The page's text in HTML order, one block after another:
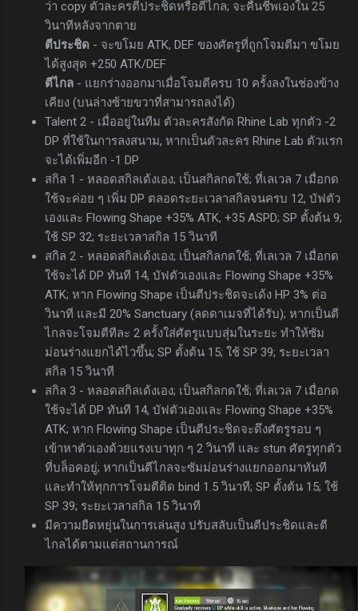
ว่า copy ตัวละครตีประชิดหรือตีไกล; จะคืนชีพเองใน 25
วินาทีหลังจากตาย
ตีประชิด - จะขโมย ATK, DEF ของศัตรูที่ถูกโจมตีมา ขโมย
ได้สูงสุด +250 ATK/DEF
ตีไกล - แยกร่างออกมาเมื่อโจมตีครบ 10 ครั้งลงในช่องข้าง
เคียง (บนล่างซ้ายขวาที่สามารถลงได้)
Talent 2 - เมื่ออยู่ในทีม ตัวละครสังกัด Rhine Lab ทุกตัว -2
DP ที่ใช้ในการลงสนาม, หากเป็นตัวละคร Rhine Lab ตัวแรก
จะได้เพิ่มอีก -1 DP
สกิล 1 - หลอดสกิลเด้งเอง; เป็นสกิลกดใช้; ที่เลเวล 7 เมื่อกด
ใช้จะค่อย ๆ เพิ่ม DP ตลอดระยะเวลาสกิลจนครบ 12, บัฟตัว
เองและ Flowing Shape +35% ATK, +35 ASPD; SP ตั้งต้น 9;
ใช้ SP 32; ระยะเวลาสกิล 15 วินาที
สกิล 2 - หลอดสกิลเด้งเอง; เป็นสกิลกดใช้; ที่เลเวล 7 เมื่อกด
ใช้จะได้ DP ทันที 14, บัฟตัวเองและ Flowing Shape +35%
ATK; หาก Flowing Shape เป็นตีประชิดจะเด้ง HP 3% ต่อ
วินาที และมี 20% Sanctuary (ลดดาเมจที่ได้รับ); หากเป็นตี
ไกลจะโจมตีทีละ 2 ครั้งใส่ศัตรูแบบสุ่มในระยะ ทำให้ซัม
ม่อนร่างแยกได้ไวขึ้น; SP ตั้งต้น 15; ใช้ SP 39; ระยะเวลา
สกิล 15 วินาที
สกิล 3 - หลอดสกิลเด้งเอง; เป็นสกิลกดใช้; ที่เลเวล 7 เมื่อกด
ใช้จะได้ DP ทันที 14, บัฟตัวเองและ Flowing Shape +35%
ATK; หาก Flowing Shape เป็นตีประชิดจะดึงศัตรูรอบ ๆ
เข้าหาตัวเองด้วยแรงเบาทุก ๆ 2 วินาที และ stun ศัตรูทุกตัว
ที่บล็อคอยู่; หากเป็นตีไกลจะซัมม่อนร่างแยกออกมาทันที
และทำให้ทุกการโจมตีติด bind 1.5 วินาที; SP ตั้งต้น 15; ใช้
SP 39; ระยะเวลาสกิล 15 วินาที
มีความยืดหยุ่นในการเล่นสูง ปรับสลับเป็นตีประชิดและตี
ไกลได้ตามแต่สถานการณ์